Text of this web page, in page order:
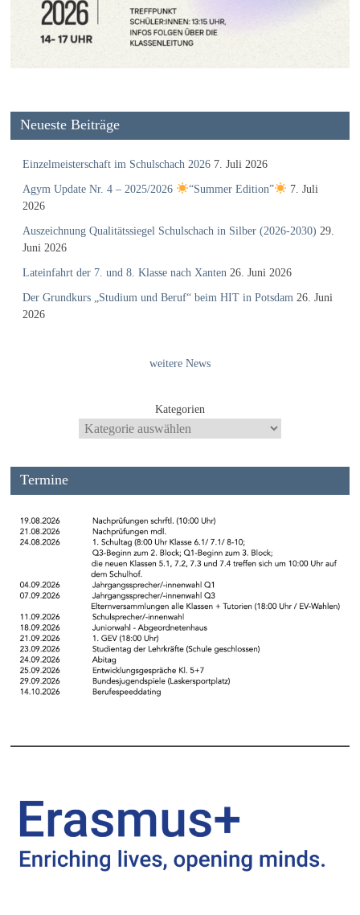
Neueste Beiträge
Einzelmeisterschaft im Schulschach 2026 7. Juli 2026
Agym Update Nr. 4 – 2025/2026 “Summer Edition”
7. Juli
2026
Auszeichnung Qualitätssiegel Schulschach in Silber (2026-2030) 29.
Juni 2026
Lateinfahrt der 7. und 8. Klasse nach Xanten 26. Juni 2026
Der Grundkurs „Studium und Beruf“ beim HIT in Potsdam 26. Juni
2026
weitere News
Kategorien
Termine